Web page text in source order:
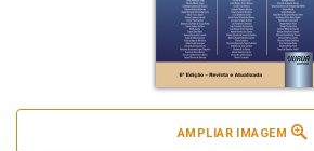
AMPLIAR IMAGEM